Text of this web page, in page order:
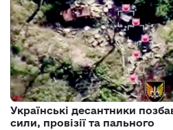
Українські десантники
сили, провізії та пального